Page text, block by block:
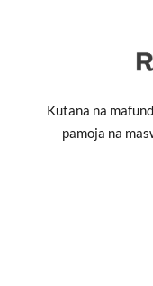
Kutana na
pamoja na